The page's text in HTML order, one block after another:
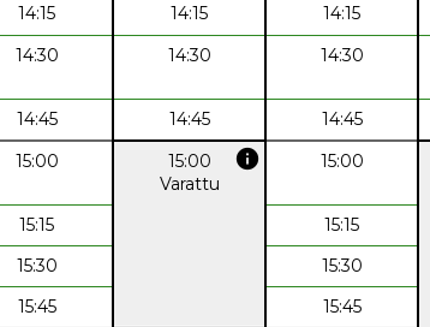
14:15 14:15 14:15
14:30 14:30 14:30
14:45 14:45 14:45
15:00 15:00 info
Varattu
15:00
15:15
15:15
15:30
15:30
15:45
15:45